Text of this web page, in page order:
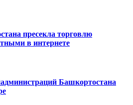
пресекла торговлю
в интернете
Башкортостана